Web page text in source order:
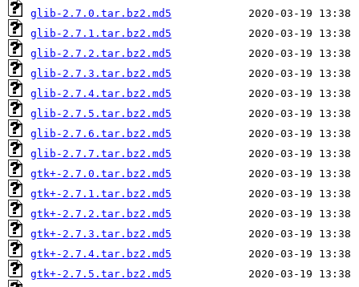
glib-2.7.0.tar.bz2.md5
glib-2.7.1.tar.bz2.md5
glib-2.7.2.tar.bz2.md5
glib-2.7.3.tar.bz2.md5
glib-2.7.4.tar.bz2.md5
glib-2.7.5.tar.bz2.md5
glib-2.7.6.tar.bz2.md5
glib-2.7.7.tar.bz2.md5
gtk+-2.7.0.tar.bz2.md5
gtk+-2.7.1.tar.bz2.md5
gtk+-2.7.2.tar.bz2.md5
gtk+-2.7.3.tar.bz2.md5
gtk+-2.7.4.tar.bz2.md5
gtk+-2.7.5.tar.bz2.md5